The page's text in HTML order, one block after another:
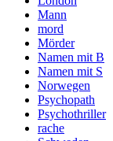
Mann
mord
Mörder
Namen mit B
Namen mit S
Norwegen
Psychopath
Psychothriller
rache